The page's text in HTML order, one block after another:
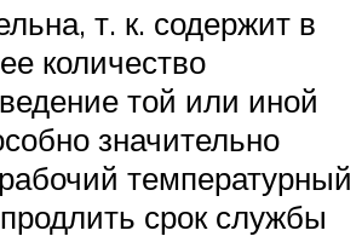
т. к. содержит в
количество
той или иной
значительно
температурный
срок службы